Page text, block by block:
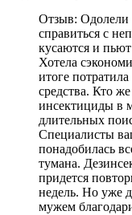
Отзыв: Одолели
справиться с
кусаются и
Хотела
итоге
средства. Кто
инсектициды в
длительных
Специалисты
понадобилась
тумана.
придется
недель. Но уже
мужем